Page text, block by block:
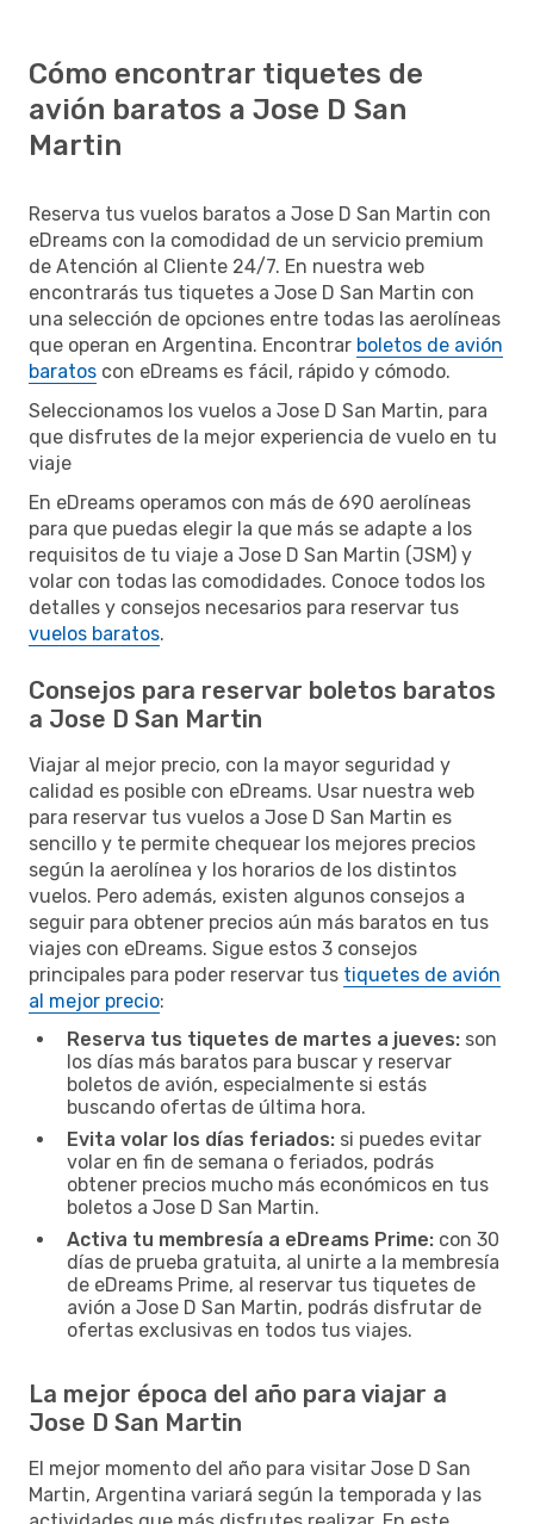
Cómo encontrar tiquetes de
avión baratos a Jose D San
Martin
Reserva tus vuelos baratos a Jose D San Martin con
eDreams con la comodidad de un servicio premium
de Atención al Cliente 24/7. En nuestra web
encontrarás tus tiquetes a Jose D San Martin con
una selección de opciones entre todas las aerolíneas
que operan en Argentina. Encontrar boletos de avión
baratos con eDreams es fácil, rápido y cómodo.
Seleccionamos los vuelos a Jose D San Martin, para
que disfrutes de la mejor experiencia de vuelo en tu
viaje
En eDreams operamos con más de 690 aerolíneas
para que puedas elegir la que más se adapte a los
requisitos de tu viaje a Jose D San Martin (JSM) y
volar con todas las comodidades. Conoce todos los
detalles y consejos necesarios para reservar tus
vuelos baratos.
Consejos para reservar boletos baratos
a Jose D San Martin
Viajar al mejor precio, con la mayor seguridad y
calidad es posible con eDreams. Usar nuestra web
para reservar tus vuelos a Jose D San Martin es
sencillo y te permite chequear los mejores precios
según la aerolínea y los horarios de los distintos
vuelos. Pero además, existen algunos consejos a
seguir para obtener precios aún más baratos en tus
viajes con eDreams. Sigue estos 3 consejos
principales para poder reservar tus tiquetes de avión
al mejor precio:
Reserva tus tiquetes de martes a jueves: son
los días más baratos para buscar y reservar
boletos de avión, especialmente si estás
buscando ofertas de última hora.
Evita volar los días feriados: si puedes evitar
volar en fin de semana o feriados, podrás
obtener precios mucho más económicos en tus
boletos a Jose D San Martin.
Activa tu membresía a eDreams Prime: con 30
días de prueba gratuita, al unirte a la membresía
de eDreams Prime, al reservar tus tiquetes de
avión a Jose D San Martin, podrás disfrutar de
ofertas exclusivas en todos tus viajes.
La mejor época del año para viajar a
Jose D San Martin
El mejor momento del año para visitar Jose D San
Martin, Argentina variará según la temporada y las